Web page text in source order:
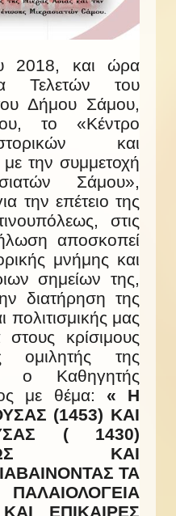
2018, και ώρα
Τελετών του
Δήμου Σάμου,
το «Κέντρο
και
την συμμετοχή
Σάμου»,
την επέτειο της
στις
αποσκοπεί
μνήμης και
σημείων της,
διατήρηση της
πολιτισμικής μας
στους κρίσιμους
ομιλητής της
ο Καθηγητής
με θέμα: « Η
(1453) ΚΑΙ
( 1430)
ΚΑΙ
ΤΑ